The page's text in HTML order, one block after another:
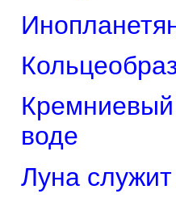
воде
Луна